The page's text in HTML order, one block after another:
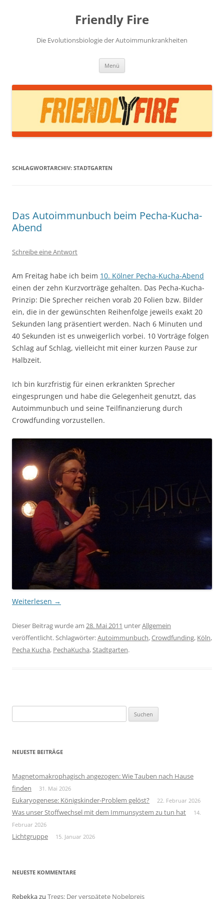
Friendly Fire
Die Evolutionsbiologie der Autoimmunkrankheiten
Menü
SCHLAGWORTARCHIV: STADTGARTEN
Das Autoimmunbuch beim Pecha-Kucha-
Abend
Schreibe eine Antwort
Am Freitag habe ich beim 10. Kölner Pecha-Kucha-Abend
einen der zehn Kurzvorträge gehalten. Das Pecha-Kucha-
Prinzip: Die Sprecher reichen vorab 20 Folien bzw. Bilder
ein, die in der gewünschten Reihenfolge jeweils exakt 20
Sekunden lang präsentiert werden. Nach 6 Minuten und
40 Sekunden ist es unweigerlich vorbei. 10 Vorträge folgen
Schlag auf Schlag, vielleicht mit einer kurzen Pause zur
Halbzeit.
Ich bin kurzfristig für einen erkrankten Sprecher
eingesprungen und habe die Gelegenheit genutzt, das
Autoimmunbuch und seine Teilfinanzierung durch
Crowdfunding vorzustellen.
Weiterlesen →
Dieser Beitrag wurde am 28. Mai 2011 unterAllgemein
veröffentlicht. Schlagwörter:Autoimmunbuch,Crowdfunding, Köln,
Pecha Kucha, PechaKucha,Stadtgarten.
nach:
NEUESTE BEITRÄGE
Magnetomakrophagisch angezogen: Wie Tauben nach Hause
finden
31. Mai 2026
Eukaryogenese: Königskinder-Problem gelöst? 22. Februar 2026
Was unser Stoffwechsel mit dem Immunsystem zu tun hat
14.
Februar 2026
Lichtgruppe 15. Januar 2026
NEUESTE KOMMENTARE
Rebekkazu Tregs: Der verspätete Nobelpreis